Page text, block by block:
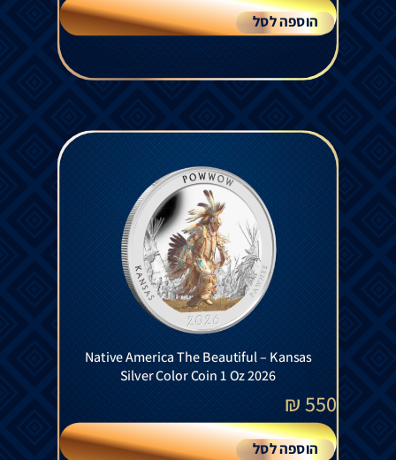
הוספה לסל
Native America The Beautiful – Kansas
Silver Color Coin 1 Oz 2026
550
₪
הוספה לסל